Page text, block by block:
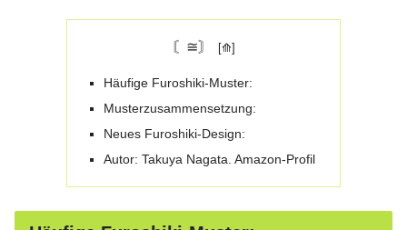
〘≅〙
Häufige Furoshiki-Muster:
Musterzusammensetzung:
Neues Furoshiki-Design:
Autor: Takuya Nagata. Amazon-Profil